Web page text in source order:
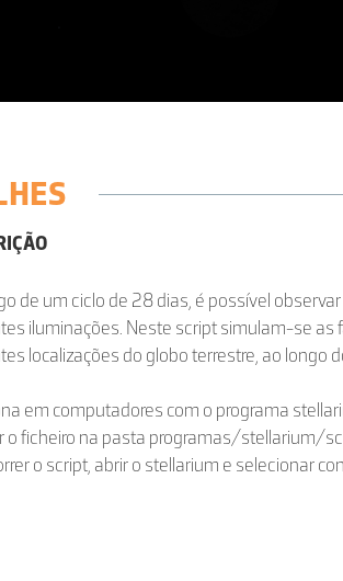
de um ciclo de 28 dias, é possível
iluminações. Neste script simulam-se as
localizações do globo terrestre, ao longo
em computadores com o programa
o ficheiro na pasta programas/stellarium/
o script, abrir o stellarium e selecionar